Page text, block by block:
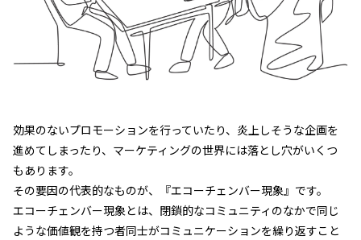
効果のないプロモーションを行っていたり、炎上しそうな企画を
進めてしまったり、マーケティングの世界には落とし穴がいくつ
もあります。
その要因の代表的なものが、『エコーチェンバー現象』です。
エコーチェンバー現象とは、閉鎖的なコミュニティのなかで同じ
ような価値観を持つ者同士がコミュニケーションを繰り返すこと